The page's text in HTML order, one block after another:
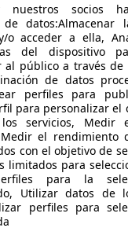
€
03/
nuestros socios
de
o acceder a ella,
del dispositivo
al público a través de
de datos
perfiles para
para personalizar el
servicios, Medir
el rendimiento
con el objetivo de
limitados para
para la
Utilizar datos de
perfiles para